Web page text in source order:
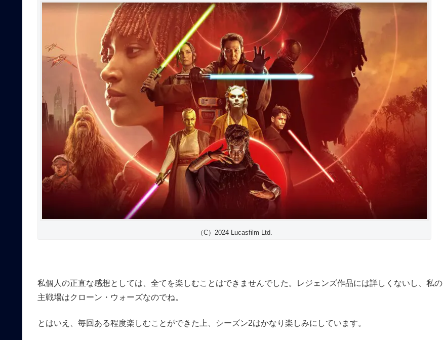
（C）2024 Lucasfilm Ltd.
私個人の正直な感想としては、全てを楽しむことはできませんでした。レジェンズ作品には詳しくないし、私の
主戦場はクローン・ウォーズなのでね。
とはいえ、毎回ある程度楽しむことができた上、シーズン2はかなり楽しみにしています。